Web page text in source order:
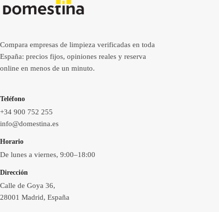
Compara empresas de limpieza verificadas en toda
España: precios fijos, opiniones reales y reserva
online en menos de un minuto.
Teléfono
+34 900 752 255
info@domestina.es
Horario
De lunes a viernes, 9:00–18:00
Dirección
Calle de Goya 36,
28001 Madrid, España